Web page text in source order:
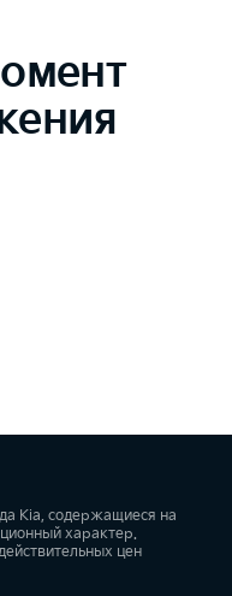
Kia, содержащиеся на
характер.
цен